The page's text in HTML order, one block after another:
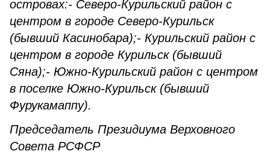
островах:- Северо-Курильский район с
центром в городе Северо-Курильск
(бывший Касинобара);- Курильский район с
центром в городе Курильск (бывший
Сяна);- Южно-Курильский район с центром
в поселке Южно-Курильск (бывший
Фурукамаппу).
Председатель Президиума Верховного
Совета РСФСР